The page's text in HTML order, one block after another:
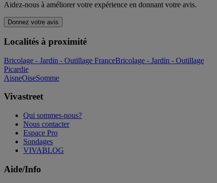
Aidez-nous à améliorer votre expérience en donnant votre avis.
Donnez votre avis
Localités à proximité
Bricolage - Jardin - Outillage FranceBricolage - Jardin - Outillage
Picardie
AisneOiseSomme
Vivastreet
Qui sommes-nous?
Nous contacter
Espace Pro
Sondages
VIVABLOG
Aide/Info